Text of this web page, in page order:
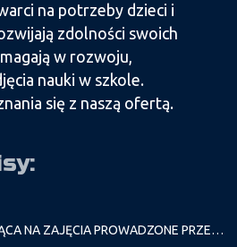
na potrzeby dzieci i
zdolności swoich
w rozwoju,
nauki w szkole.
się z naszą ofertą.
REKRUTACJA UZUPEŁNIAJĄCA NA ZAJĘCIA PROWADZONE PRZEZ PAŁAC MŁODZIEŻY W ROKU SZKOLNYM 2026/2027